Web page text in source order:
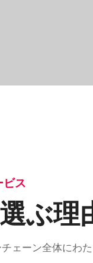
ビス
ぶ理
ェーン全体にわ